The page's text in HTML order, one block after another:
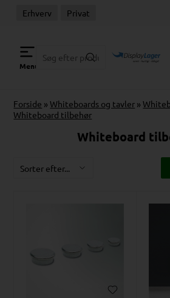
Erhverv Privat
Menu
Forside »Whiteboards og tavler »
Whiteboard tilbehør
Whiteboard